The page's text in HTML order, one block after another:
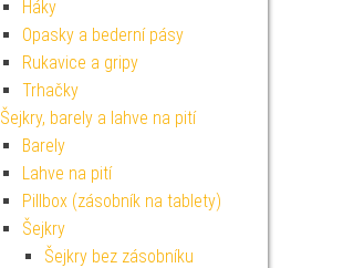
Háky
Opasky a bederní pásy
Rukavice a gripy
Trhačky
Šejkry, barely a lahve na pití
Barely
Lahve na pití
Pillbox (zásobník na tablety)
Šejkry
Šejkry bez zásobníku